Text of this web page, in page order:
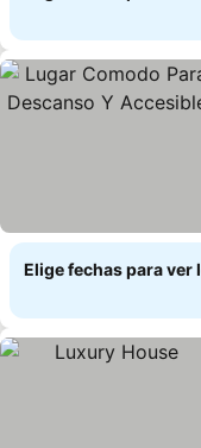
Elige fechas para